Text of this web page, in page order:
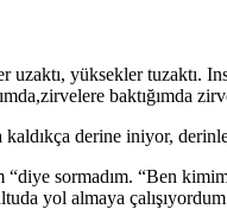
yüksekler tuzaktı.
baktığımda
derine iniyor,
sormadım. “Ben
yol almaya